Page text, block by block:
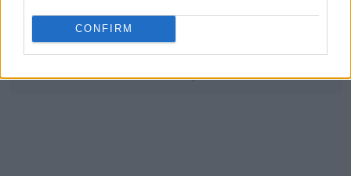
CONFIRM
zzuć